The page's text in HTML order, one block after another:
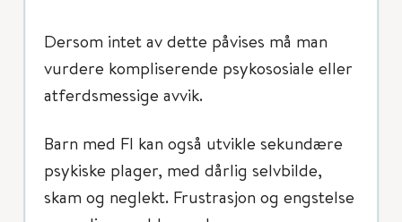
Dersom intet av dette påvises må man
vurdere kompliserende psykososiale eller
atferdsmessige avvik.
Barn med FI kan også utvikle sekundære
psykiske plager, med dårlig selvbilde,
skam og neglekt. Frustrasjon og engstelse